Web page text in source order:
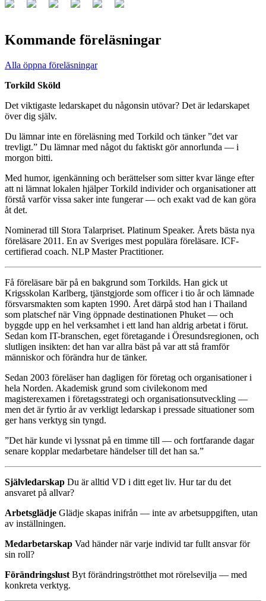
Kommande föreläsningar
Alla öppna föreläsningar
Torkild Sköld
Det viktigaste ledarskapet du någonsin utövar? Det är ledarskapet
över dig själv.
Du lämnar inte en föreläsning med Torkild och tänker ”det var
trevligt.” Du lämnar med något du faktiskt gör annorlunda — i
morgon bitti.
Med humor, igenkänning och berättelser som sitter kvar länge efter
att ni lämnat lokalen hjälper Torkild individer och organisationer att
förstå varför vissa saker inte fungerar — och exakt vad de kan göra
åt det.
Nominerad till Stora Talarpriset. Platinum Speaker. Årets bästa nya
föreläsare 2011. En av Sveriges mest populära föreläsare. ICF-
certifierad coach. NLP Master Practitioner.
Få föreläsare bär på en bakgrund som Torkilds. Han gick ut
Krigsskolan Karlberg, tjänstgjorde som officer i tio år och lämnade
försvarsmakten som kapten 1990. Året därpå stod han i Thailand
som platschef när Ving öppnade destinationen Phuket — och
byggde upp en hel verksamhet i ett land han aldrig arbetat i förut.
Sedan kom IT-branschen, eget företagande i Öresundsregionen, och
slutligen insikten: det han var allra bäst på var att stå framför
människor och förändra hur de tänker.
Sedan 2003 föreläser han dagligen för företag och organisationer i
hela Norden. Akademisk grund som civilekonom med
magisterexamen i företagsstrategi och organisationsutveckling —
men det är fyrtio år av verkligt ledarskap i pressade situationer som
ger hans verktyg sin tyngd.
”Det här kunde vi lyssnat på en timme till — och fortfarande dagar
senare kopplar medarbetare händelser till det han sa.”
Självledarskap Du är alltid VD i ditt eget liv. Hur tar du det
ansvaret på allvar?
Arbetsglädje Glädje skapas inifrån — inte av arbetsuppgiften, utan
av inställningen.
Medarbetarskap Vad händer när varje individ tar fullt ansvar för
sin roll?
Förändringslust Byt förändringströtthet mot rörelsevilja — med
konkreta verktyg.